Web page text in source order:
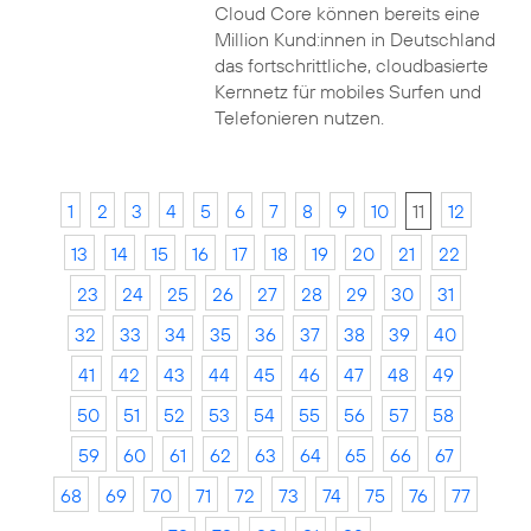
Cloud Core können bereits eine
Million Kund:innen in Deutschland
das fortschrittliche, cloudbasierte
Kernnetz für mobiles Surfen und
Telefonieren nutzen.
1 2 3 4 5 6 7 8 9 10 11
12
13
14 15 16 17 18 19 20 21
22
23
24 25 26 27 28 29 30
31
32
33 34 35 36 37 38 39
40
41
42 43 44 45 46 47 48
49
50
51 52 53 54 55 56 57
58
59
60 61 62 63 64 65 66
67
68
69 70 71 72 73 74 75 76
77